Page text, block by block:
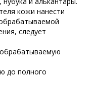
кожи нанести
следует
до полного